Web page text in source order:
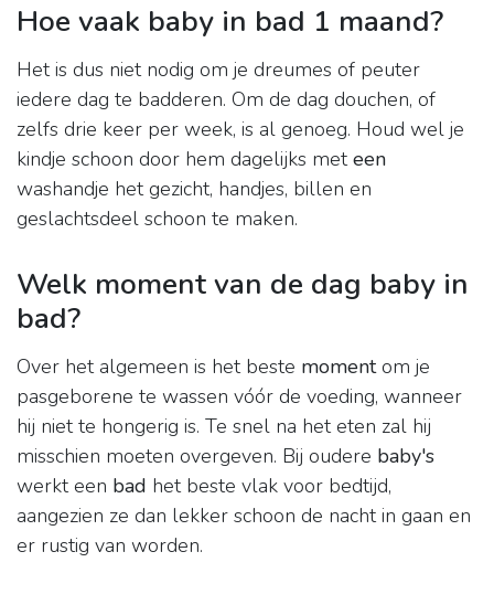
Hoe vaak baby in bad 1 maand?
Het is dus niet nodig om je dreumes of peuter
iedere dag te badderen. Om de dag douchen, of
zelfs drie keer per week, is al genoeg. Houd wel je
kindje schoon door hem dagelijks meteen
washandje het gezicht, handjes, billen en
geslachtsdeel schoon te maken.
Welk moment van de dag baby in
bad?
Over het algemeen is het beste momentom je
pasgeborene te wassen vóór de voeding, wanneer
hij niet te hongerig is. Te snel na het eten zal hij
misschien moeten overgeven. Bij oudere baby's
werkt een bad het beste vlak voor bedtijd,
aangezien ze dan lekker schoon de nacht in gaan en
er rustig van worden.